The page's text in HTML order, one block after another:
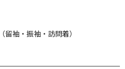
留袖・振袖・訪問着）